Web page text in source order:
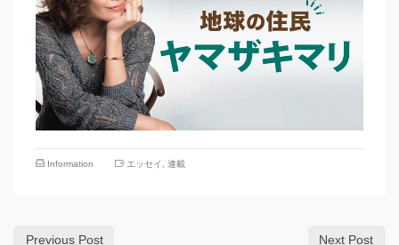
Information エッセイ , 連載
Previous Post Next Post